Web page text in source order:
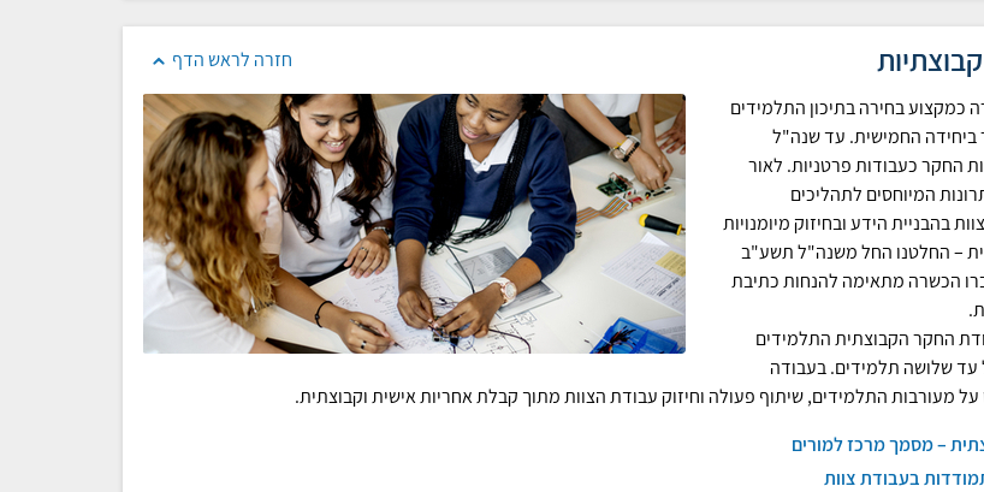
חזרה לראש הדף
כמקצוע בחירה בתיכון התלמידים
ביחידה החמישית. עד שנה"ל
החקר כעבודות פרטניות. לאור
המיוחסים לתהליכים
בהבניית הידע ובחיזוק מיומנויות
– החלטנו החל משנה"ל תשע"ב
הכשרה מתאימה להנחות כתיבת
החקר הקבוצתית התלמידים
עד שלושה תלמידים. בעבודה
על מעורבות התלמידים, שיתוף פעולה וחיזוק עבודת הצוות מתוך קבלת אחריות אישית וקבוצתית.
– מסמך מרכז למורים
בעבודת צוות